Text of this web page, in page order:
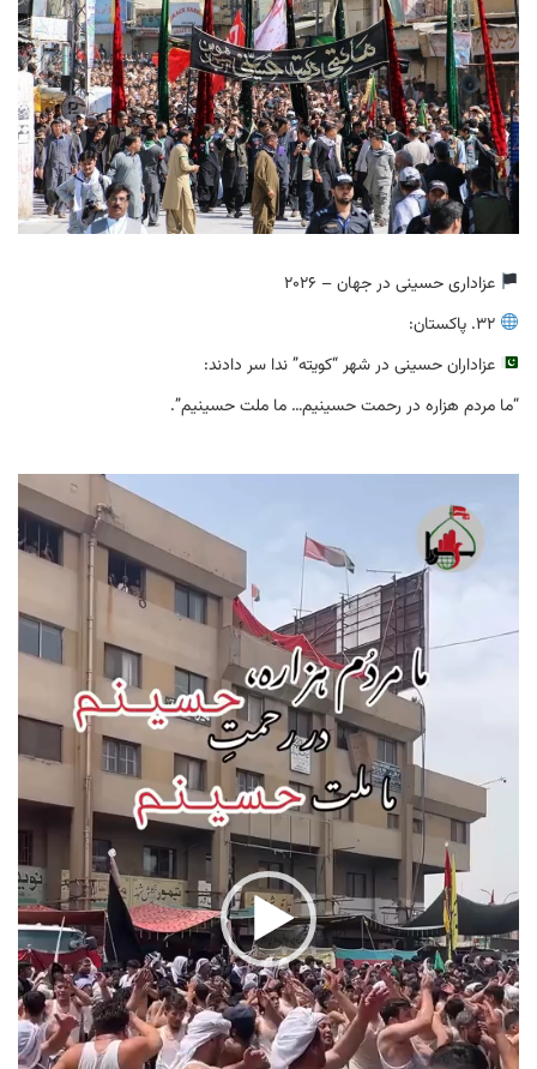
عزاداری حسینی در جهان – 2026
عزاداران حسینی در شهر “کویته” ندا سر دادند:
“ما مردم هزاره در رحمت حسینیم… ما ملت حسینیم”.